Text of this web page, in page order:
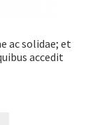
ac solidae; et
accedit